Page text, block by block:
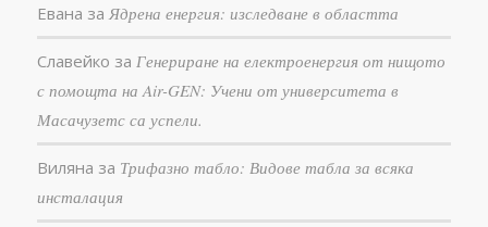
Евана за Ядрена енергия: изследване в областта
Славейко за Генериране на електроенергия от нищото
с помощта на Air-GEN: Учени от университета в
Масачузетс са успели.
Виляна за Трифазно табло: Видове табла за всяка
инсталация